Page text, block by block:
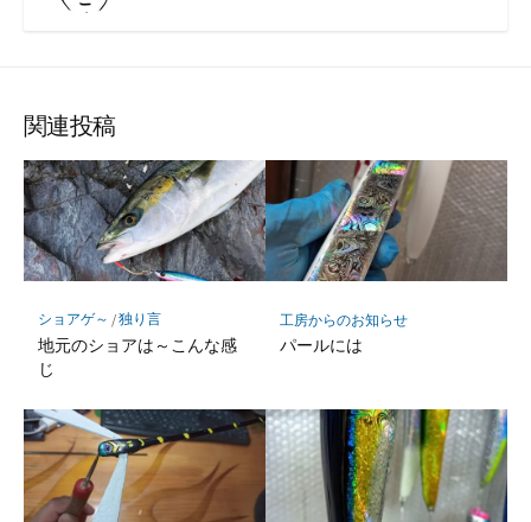
関連投稿
ショアゲ～ /独り言
地元のショアは～こんな感
じ
工房からのお知らせ
パールには